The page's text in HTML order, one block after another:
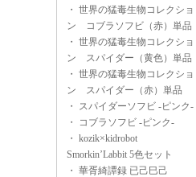
・ 世界の猛毒生物コレクショ
ン コブラソフビ（赤）単品
・ 世界の猛毒生物コレクショ
ン スパイダー（黄色）単品
・ 世界の猛毒生物コレクショ
ン スパイダー（赤）単品
・ スパイダーソフビ -ピンク-
・
コブラソフビ -ピンク-
・ kozik×kidrobot
Smorkin’Labbit 5色セット
・ 華胥綺譚録 已己巳己